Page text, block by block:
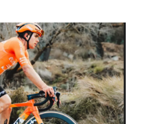
eta hirugarrenen cookie-
esperientzia eta
cookie teknologiaz
gero, teknologia hori
ematen diguzu.Gehiago